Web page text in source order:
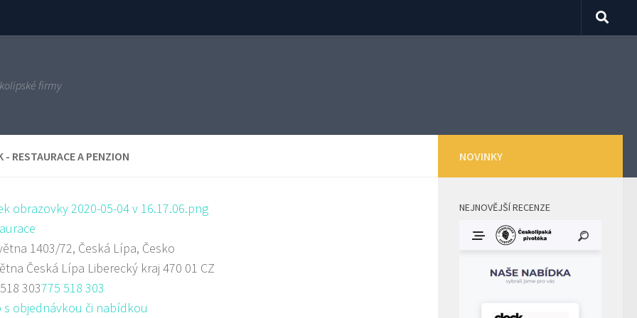
firmy
- RESTAURACE A PENZION
1403/72, Česká Lípa, Česko
Česká Lípa Liberecký kraj 470 01 CZ
303775 518 303
s objednávkou či nabídkou
NOVINKY
NEJNOVĚJŠÍ RECENZE